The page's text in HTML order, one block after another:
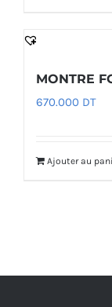
MONTRE
670.000 DT
Ajouter au